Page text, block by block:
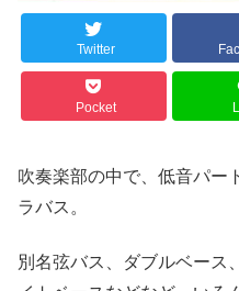
Twitter
Pocket
吹奏楽部の中で、低音パー
ラバス。
別名弦バス、ダブルベース